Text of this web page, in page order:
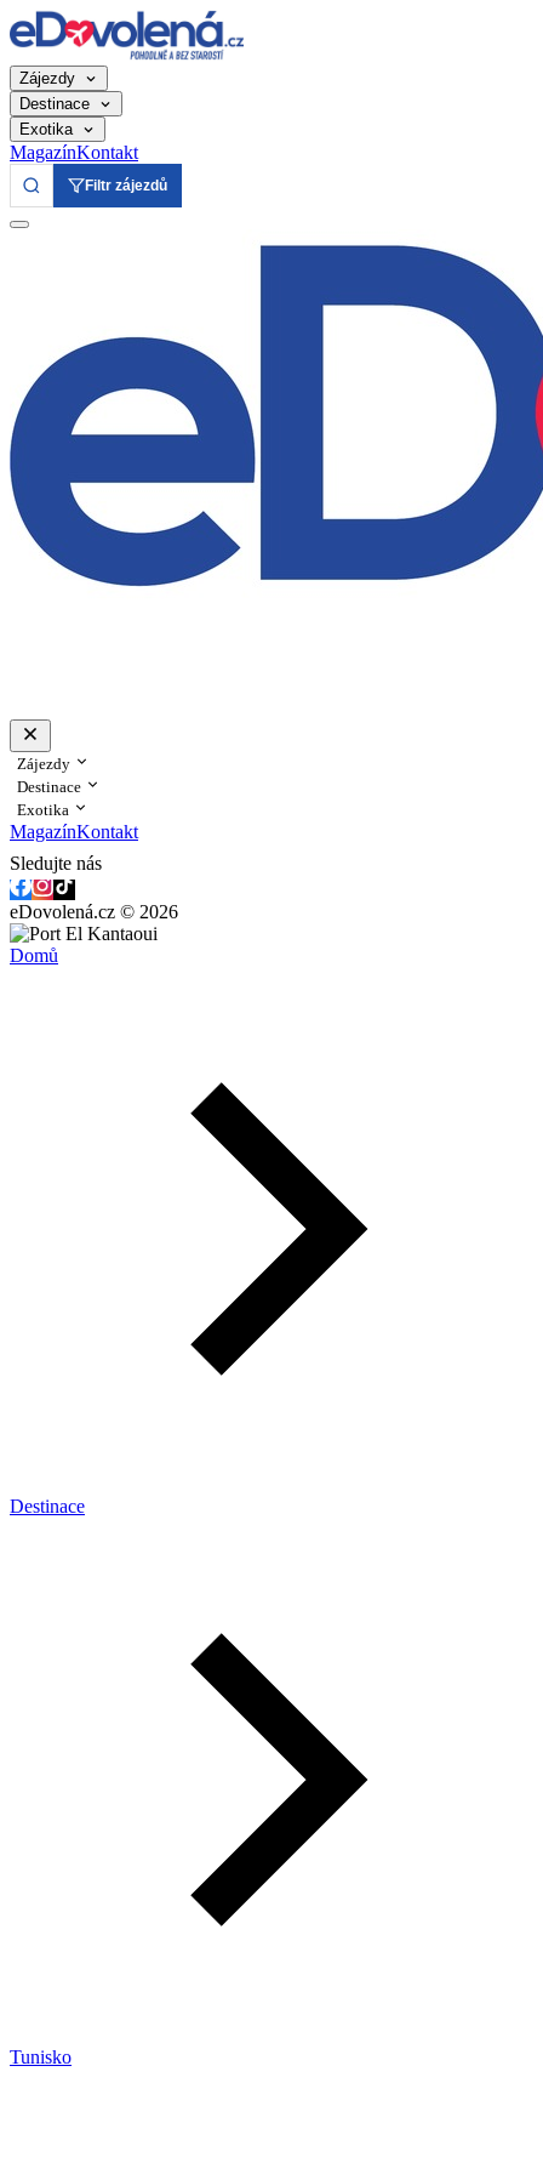
Zájezdy
Destinace
Exotika
MagazínKontakt
Filtr zájezdů
Zájezdy
Destinace
Exotika
MagazínKontakt
Sledujte nás
eDovolená.cz © 2026
Domů
Destinace
Tunisko